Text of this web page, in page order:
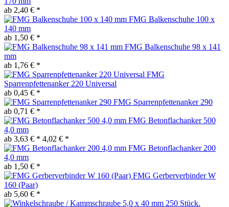
ab 2,40 € *
FMG Balkenschuhe 100 x
140 mm
ab 1,50 € *
FMG Balkenschuhe 98 x 141
mm
ab 1,76 € *
FMG
Sparrenpfettenanker 220 Universal
ab 0,45 € *
FMG Sparrenpfettenanker 290
ab 0,71 € *
FMG Betonflachanker 500
4,0 mm
ab 3,63 € * 4,02 € *
FMG Betonflachanker 200
4,0 mm
ab 1,50 € *
FMG Gerberverbinder W
160 (Paar)
ab 5,60 € *